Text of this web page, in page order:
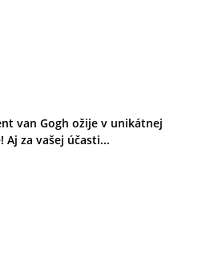
van Gogh ožije v unikátnej
Aj za vašej účasti...